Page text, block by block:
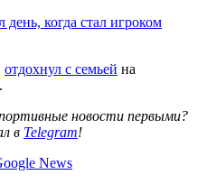
день, когда стал игроком
отдохнул с семьей на
новости первыми?
в Telegram!
News